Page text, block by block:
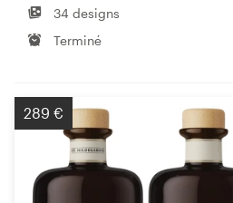
34 designs
Terminé
289 €